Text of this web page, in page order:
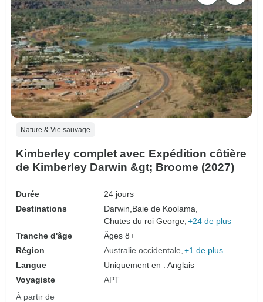
Nature & Vie sauvage
Kimberley complet avec Expédition côtière
de Kimberley Darwin &gt; Broome (2027)
Durée
24 jours
Destinations
Darwin, Baie de Koolama,
Chutes du roi George, +24 de plus
Tranche d'âge
Âges 8+
Région
Australie occidentale +1 de plus
Langue
Uniquement en : Anglais
Voyagiste
APT
À partir de